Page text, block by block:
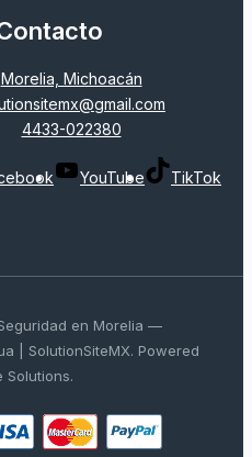
Morelia, Michoacán
4433-022380
YouTube TikTok
en Morelia —
| SolutionSiteMX. Powered
Solutions.